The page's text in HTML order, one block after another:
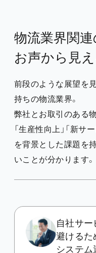
物流業界関連
お声から見
前段のような展望を
持ちの物流業界。
弊社とお取引のある
「生産性向上」「新サ
を背景とした課題を
いことが分かります。
自社サー
避けるた
システム